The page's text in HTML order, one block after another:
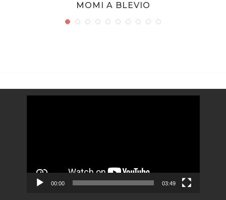
MOMI A BLEVIO
00:00 03:49